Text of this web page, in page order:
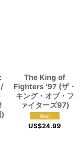
)
The King of
Fighters '97 (ザ・
キング・オブ・フ
ァイターズ97)
US$24.99